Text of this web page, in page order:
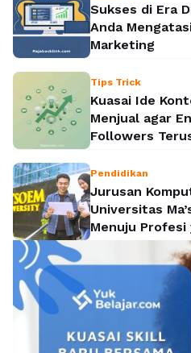
Sukses di Era
Anda
Marketing
Tips Trick
Kuasai Ide
Menjual agar
Followers
Pendidikan
Jurusan
Universitas
Menuju Profesi